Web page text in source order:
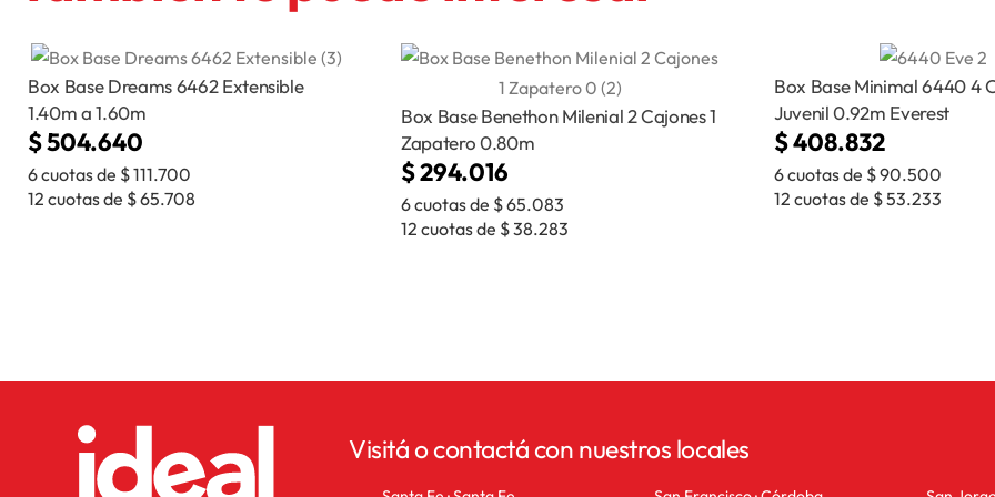
Box Base Dreams 6462 Extensible
1.40m a 1.60m
$504.640
6 cuotas de $111.700
12 cuotas de $65.708
Box Base Benethon Milenial 2 Cajones 1
Zapatero 0.80m
$294.016
6 cuotas de $65.083
12 cuotas de $38.283
Box Base Minimal 6440 4
Juvenil 0.92m Everest
$408.832
6 cuotas de $90.500
12 cuotas de $53.233
Visitá o contactá con nuestros locales